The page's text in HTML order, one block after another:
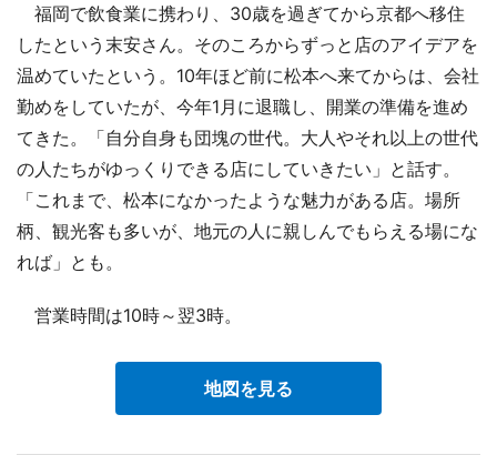
福岡で飲食業に携わり、30歳を過ぎてから京都へ移住
したという末安さん。そのころからずっと店のアイデアを
温めていたという。10年ほど前に松本へ来てからは、会社
勤めをしていたが、今年1月に退職し、開業の準備を進め
てきた。「自分自身も団塊の世代。大人やそれ以上の世代
の人たちがゆっくりできる店にしていきたい」と話す。
「これまで、松本になかったような魅力がある店。場所
柄、観光客も多いが、地元の人に親しんでもらえる場にな
れば」とも。
営業時間は10時～翌3時。
地図を見る